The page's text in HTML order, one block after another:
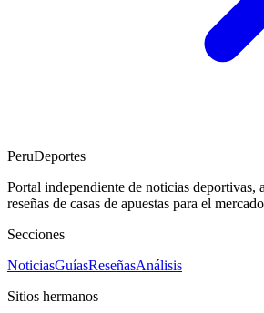
PeruDeportes
Portal independiente de noticias deportivas,
reseñas de casas de apuestas para el
Secciones
NoticiasGuíasReseñasAnálisis
Sitios hermanos